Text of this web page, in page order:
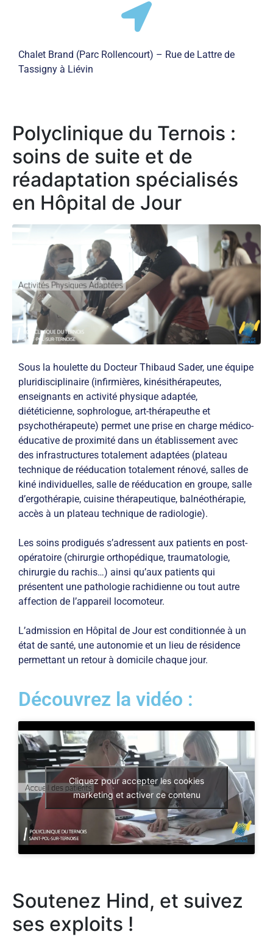
Chalet Brand (Parc Rollencourt) – Rue de Lattre de
Tassigny à Liévin
Polyclinique du Ternois :
soins de suite et de
réadaptation spécialisés
en Hôpital de Jour
Sous la houlette du Docteur Thibaud Sader, une équipe
pluridisciplinaire (infirmières, kinésithérapeutes,
enseignants en activité physique adaptée,
diététicienne, sophrologue, art-thérapeuthe et
psychothérapeute) permet une prise en charge médico-
éducative de proximité dans un établissement avec
des infrastructures totalement adaptées (plateau
technique de rééducation totalement rénové, salles de
kiné individuelles, salle de rééducation en groupe, salle
d’ergothérapie, cuisine thérapeutique, balnéothérapie,
accès à un plateau technique de radiologie).
Les soins prodigués s’adressent aux patients en post-
opératoire (chirurgie orthopédique, traumatologie,
chirurgie du rachis…) ainsi qu’aux patients qui
présentent une pathologie rachidienne ou tout autre
affection de l’appareil locomoteur.
L’admission en Hôpital de Jour est conditionnée à un
état de santé, une autonomie et un lieu de résidence
permettant un retour à domicile chaque jour.
Découvrez la vidéo :
Cliquez pour accepter les cookies
marketing et activer ce contenu
Soutenez Hind, et suivez
ses exploits !